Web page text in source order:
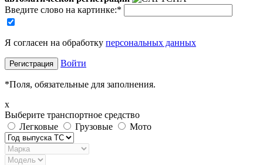
Введите слово на картинке:*
Я согласен на обработку персональных данных
Войти
*Поля, обязательные для заполнения.
x
Выберите транспортное средство
Легковые
Грузовые Мото